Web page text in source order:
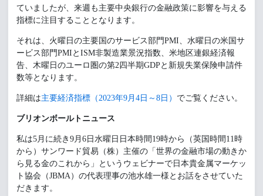
ていましたが、来週も主要中央銀行の金融政策に影響を与える
指標に注目することとなります。
それは、火曜日の主要国のサービス部門PMI、水曜日の米国サ
ービス部門PMIとISM非製造業景況指数、米地区連銀経済報
告、木曜日のユーロ圏の第2四半期GDPと新規失業保険申請件
数等となります。
詳細は主要経済指標（2023年9月4日～8日） でご覧ください。
ブリオンボールトニュース
私は5月に続き9月6日水曜日日本時間19時から（英国時間11時
から）サンワード貿易（株）主催の「世界の金融市場の動きか
ら見る金のこれから」というウェビナーで日本貴金属マーケッ
ト協会（JBMA）の代表理事の池水雄一様とお話をさせていた
だきます。